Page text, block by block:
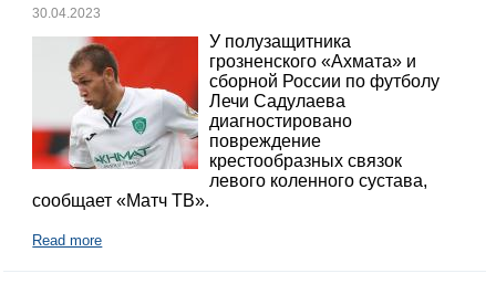
30.04.2023
У полузащитника
грозненского «Ахмата» и
сборной России по футболу
Лечи Садулаева
диагностировано
повреждение
крестообразных связок
левого коленного сустава,
сообщает «Матч ТВ».
Read more